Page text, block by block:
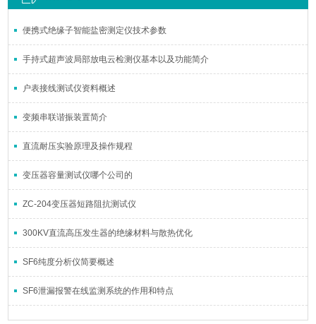
便携式绝缘子智能盐密测定仪技术参数
手持式超声波局部放电云检测仪基本以及功能简介
户表接线测试仪资料概述
变频串联谐振装置简介
直流耐压实验原理及操作规程
变压器容量测试仪哪个公司的
ZC-204变压器短路阻抗测试仪
300KV直流高压发生器的绝缘材料与散热优化
SF6纯度分析仪简要概述
SF6泄漏报警在线监测系统的作用和特点